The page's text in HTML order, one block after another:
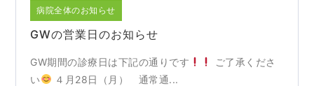
病院全体のお知らせ
GWの営業日のお知らせ
GW期間の診療日は下記の通りです
ご了承くださ
い
４月28日（月） 通常通...